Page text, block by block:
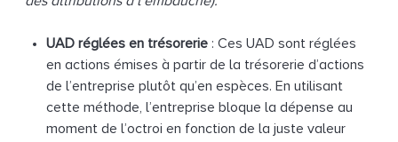
UAD réglées en trésorerie : Ces UAD sont réglées
en actions émises à partir de la trésorerie d’actions
de l’entreprise plutôt qu’en espèces. En utilisant
cette méthode, l’entreprise bloque la dépense au
moment de l’octroi en fonction de la juste valeur